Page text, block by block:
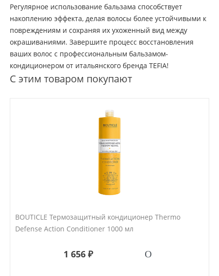
Регулярное использование бальзама способствует
накоплению эффекта, делая волосы более устойчивыми к
повреждениям и сохраняя их ухоженный вид между
окрашиваниями. Завершите процесс восстановления
ваших волос с профессиональным бальзамом-
кондиционером от итальянского бренда TEFIA!
С этим товаром покупают
BOUTICLE Термозащитный кондиционер Thermo
Defense Action Conditioner 1000 мл
1 656 ₽